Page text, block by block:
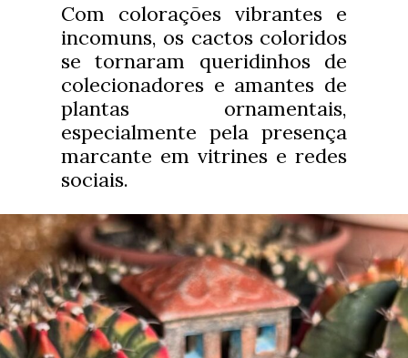
Com colorações vibrantes e
incomuns, os cactos coloridos
se tornaram queridinhos de
colecionadores e amantes de
plantas ornamentais,
especialmente pela presença
marcante em vitrines e redes
sociais.